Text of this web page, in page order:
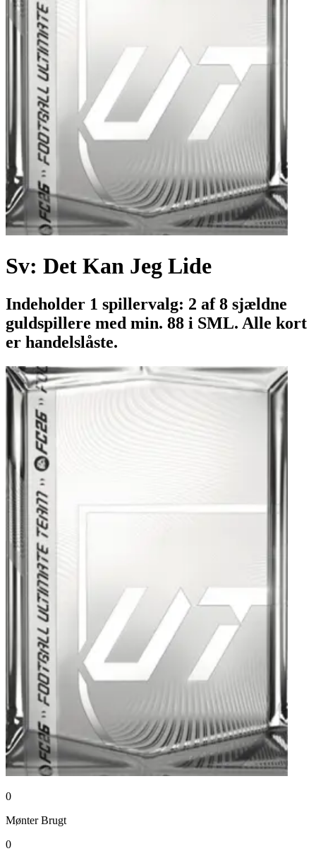
Sv: Det Kan Jeg Lide
Indeholder 1 spillervalg: 2 af 8 sjældne
guldspillere med min. 88 i SML. Alle kort
er handelslåste.
0
Mønter Brugt
0